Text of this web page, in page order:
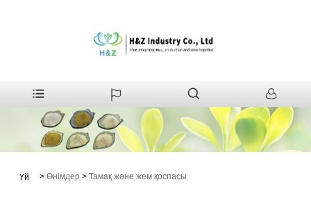
Үй > Өнімдер > Тамақ және жем қоспасы